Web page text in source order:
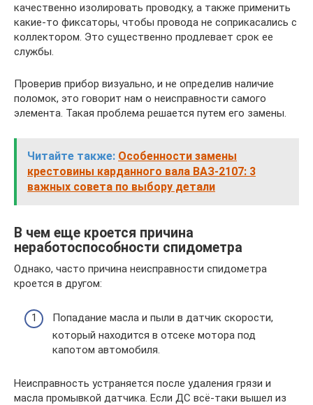
качественно изолировать проводку, а также применить
какие-то фиксаторы, чтобы провода не соприкасались с
коллектором. Это существенно продлевает срок ее
службы.
Проверив прибор визуально, и не определив наличие
поломок, это говорит нам о неисправности самого
элемента. Такая проблема решается путем его замены.
Читайте также: Особенности замены
крестовины карданного вала ВАЗ-2107: 3
важных совета по выбору детали
В чем еще кроется причина
неработоспособности спидометра
Однако, часто причина неисправности спидометра
кроется в другом:
Попадание масла и пыли в датчик скорости,
который находится в отсеке мотора под
капотом автомобиля.
Неисправность устраняется после удаления грязи и
масла промывкой датчика. Если ДС всё-таки вышел из